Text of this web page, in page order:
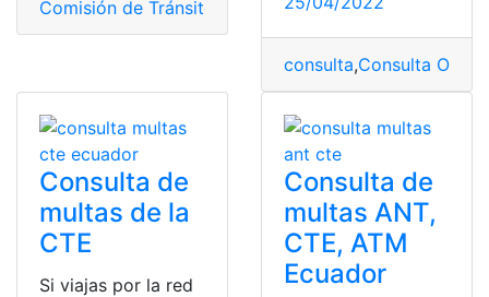
Comisión de Tránsito del Ecuador,Consultas
consulta,Consulta Online
Consulta de
multas de la
CTE
Si viajas por la red
Consulta de
multas ANT,
CTE, ATM
Ecuador